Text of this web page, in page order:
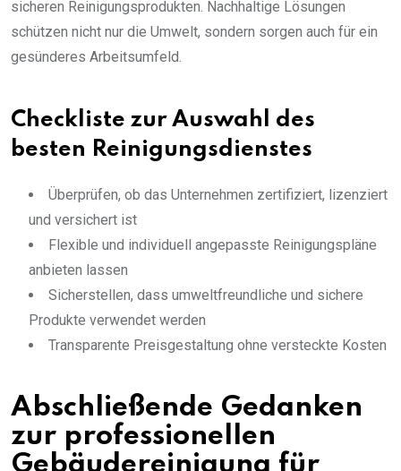
sicheren Reinigungsprodukten. Nachhaltige Lösungen
schützen nicht nur die Umwelt, sondern sorgen auch für ein
gesünderes Arbeitsumfeld.
Checkliste zur Auswahl des
besten Reinigungsdienstes
Überprüfen, ob das Unternehmen zertifiziert, lizenziert
und versichert ist
Flexible und individuell angepasste Reinigungspläne
anbieten lassen
Sicherstellen, dass umweltfreundliche und sichere
Produkte verwendet werden
Transparente Preisgestaltung ohne versteckte Kosten
Abschließende Gedanken
zur professionellen
Gebäudereinigung für